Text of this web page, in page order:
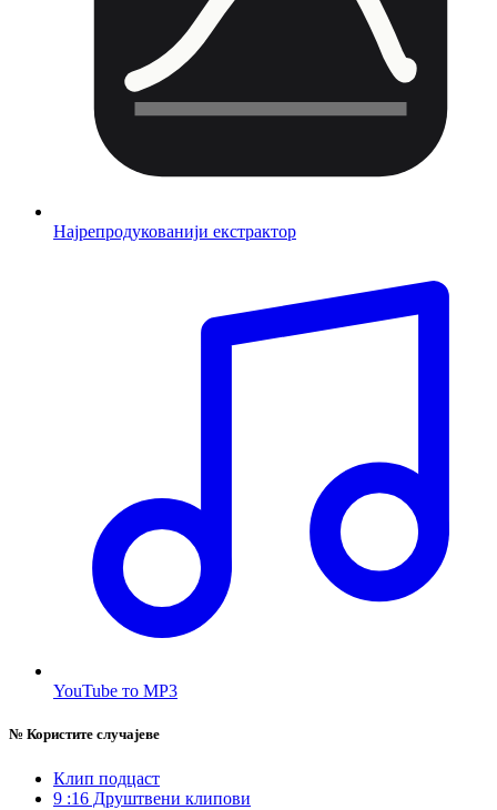
Најрепродукованији екстрактор
YouTube то MP3
№ Користите случајеве
Клип подцаст
9 :16 Друштвени клипови